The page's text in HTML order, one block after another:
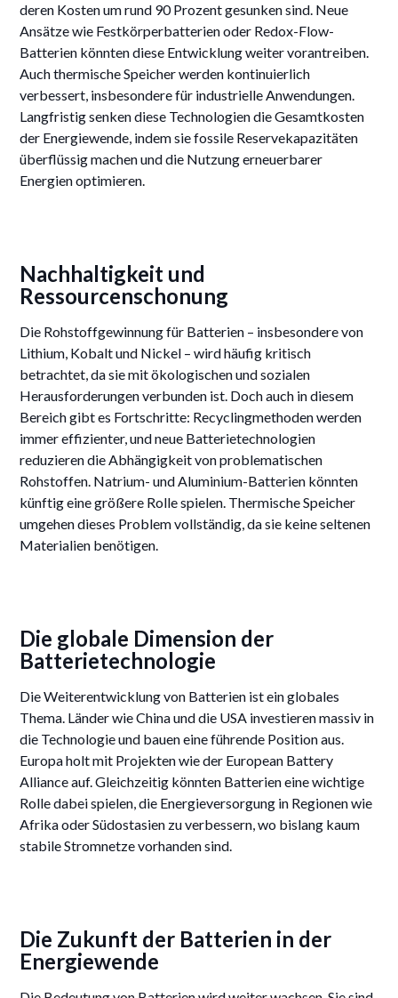
deren Kosten um rund 90 Prozent gesunken sind. Neue
Ansätze wie Festkörperbatterien oder Redox-Flow-
Batterien könnten diese Entwicklung weiter vorantreiben.
Auch thermische Speicher werden kontinuierlich
verbessert, insbesondere für industrielle Anwendungen.
Langfristig senken diese Technologien die Gesamtkosten
der Energiewende, indem sie fossile Reservekapazitäten
überflüssig machen und die Nutzung erneuerbarer
Energien optimieren.
Nachhaltigkeit und
Ressourcenschonung
Die Rohstoffgewinnung für Batterien – insbesondere von
Lithium, Kobalt und Nickel – wird häufig kritisch
betrachtet, da sie mit ökologischen und sozialen
Herausforderungen verbunden ist. Doch auch in diesem
Bereich gibt es Fortschritte: Recyclingmethoden werden
immer effizienter, und neue Batterietechnologien
reduzieren die Abhängigkeit von problematischen
Rohstoffen. Natrium- und Aluminium-Batterien könnten
künftig eine größere Rolle spielen. Thermische Speicher
umgehen dieses Problem vollständig, da sie keine seltenen
Materialien benötigen.
Die globale Dimension der
Batterietechnologie
Die Weiterentwicklung von Batterien ist ein globales
Thema. Länder wie China und die USA investieren massiv in
die Technologie und bauen eine führende Position aus.
Europa holt mit Projekten wie der European Battery
Alliance auf. Gleichzeitig könnten Batterien eine wichtige
Rolle dabei spielen, die Energieversorgung in Regionen wie
Afrika oder Südostasien zu verbessern, wo bislang kaum
stabile Stromnetze vorhanden sind.
Die Zukunft der Batterien in der
Energiewende